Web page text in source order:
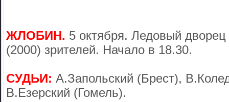
ЖЛОБИН. 5 октября. Ледовый
(2000) зрителей. Начало в 18.30.
СУДЬИ: А.Запольский (Брест),
В.Езерский (Гомель).